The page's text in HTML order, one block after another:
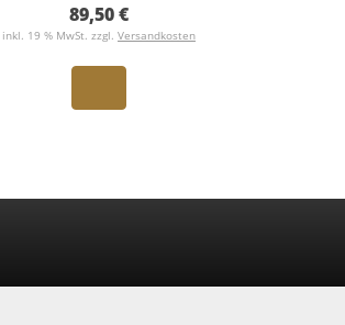
89,50 €
inkl. 19 % MwSt. zzgl. Versandkosten